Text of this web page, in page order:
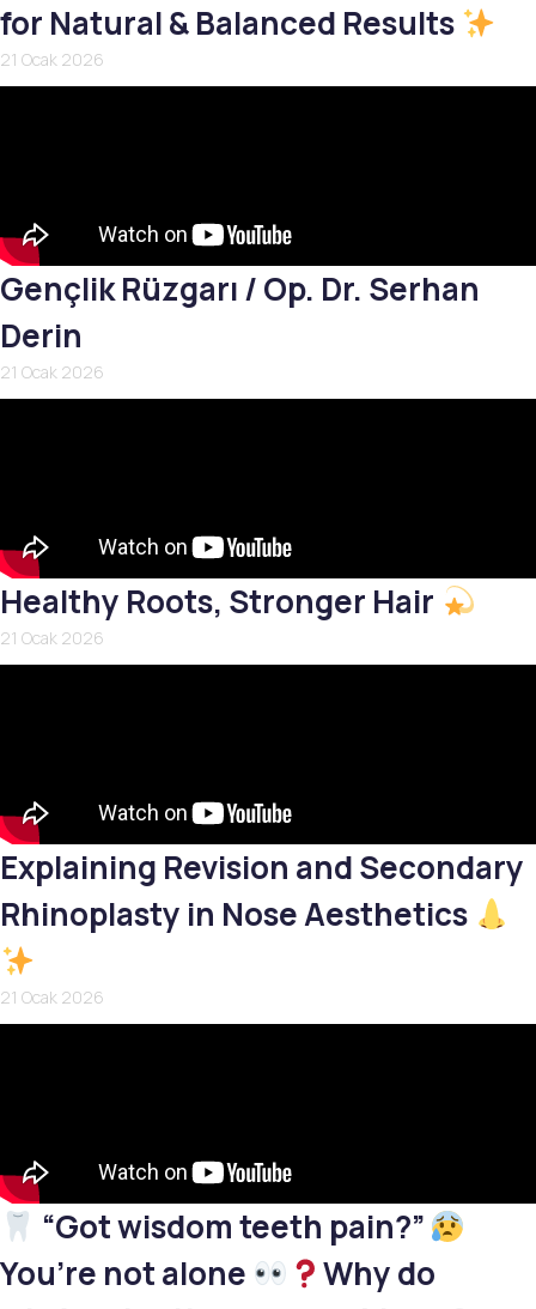
for Natural & Balanced Results
21 Ocak 2026
Gençlik Rüzgarı / Op. Dr. Serhan
Derin
21 Ocak 2026
Healthy Roots, Stronger Hair
21 Ocak 2026
Explaining Revision and Secondary
Rhinoplasty in Nose Aesthetics
21 Ocak 2026
“Got wisdom teeth pain?”
You’re not alone
Why do